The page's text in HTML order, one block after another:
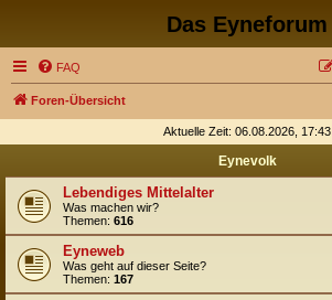
Das Eyneforum
FAQ
Foren-Übersicht
Aktuelle Zeit: 06.08.2026, 17:43
Eynevolk
Lebendiges Mittelalter
Was machen wir?
Themen: 616
Eyneweb
Was geht auf dieser Seite?
Themen: 167